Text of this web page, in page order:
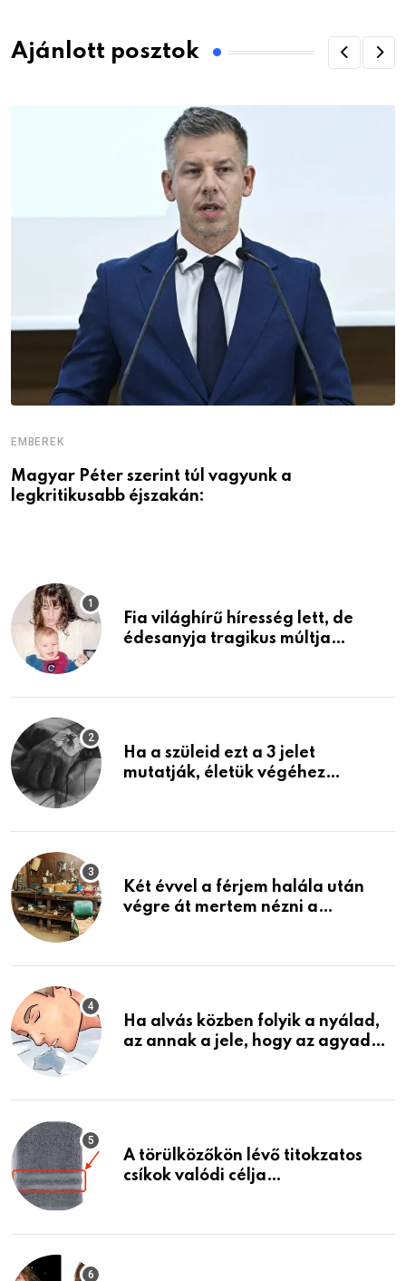
Ajánlott posztok
EMBEREK
Magyar Péter szerint túl vagyunk a
legkritikusabb éjszakán:
Fia világhírű híresség lett, de
édesanyja tragikus múltja
Ha a szüleid ezt a 3 jelet
mutatják, életük végéhez
Két évvel a férjem halála után
végre át mertem nézni a
életemet
Ha alvás közben folyik a nyálad,
az annak a jele, hogy az agyad…
A törülközőkön lévő titokzatos
csíkok valódi célja…